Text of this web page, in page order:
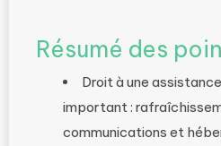
Résumé des
Droit à une
important :
communications et